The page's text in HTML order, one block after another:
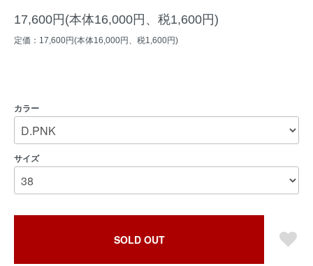
17,600円(本体16,000円、税1,600円)
定価：17,600円(本体16,000円、税1,600円)
カラー
サイズ
SOLD OUT